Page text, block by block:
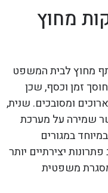
מחוץ
מחוץ לבית המשפט
זמן וכסף, שכן
ומסובכים. שנית,
שמירה על מערכת
במגורים
יצירתיים יותר
משפטית